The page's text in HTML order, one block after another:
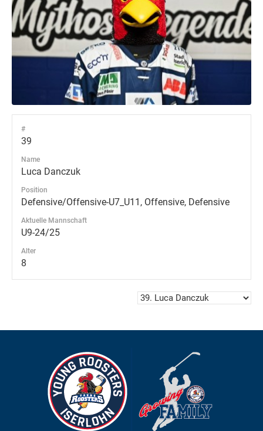
#
39
Name
Luca Danczuk
Position
Defensive/Offensive-U7_U11, Offensive, Defensive
Aktuelle Mannschaft
U9-24/25
Alter
8